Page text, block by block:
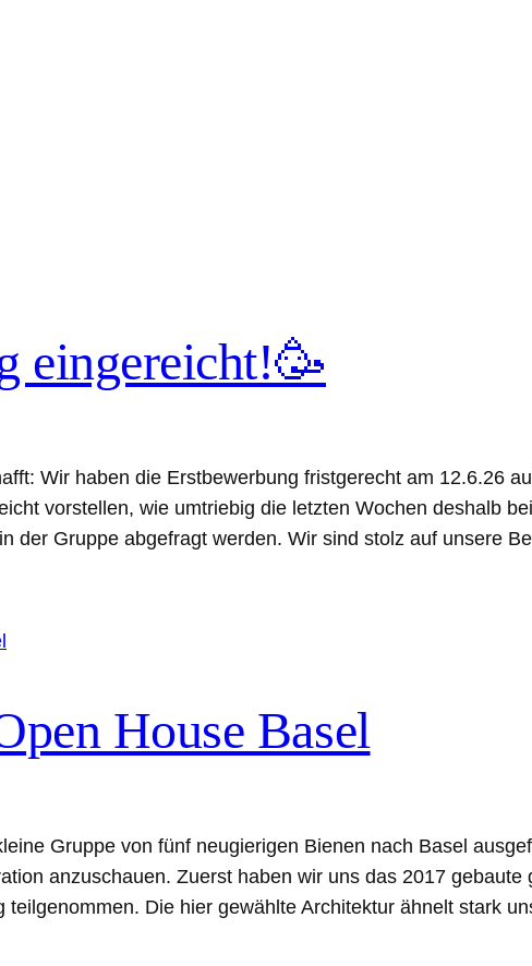
eingereicht!🥳
Wir haben die Erstbewerbung fristgerecht am 12.6.26
vorstellen, wie umtriebig die letzten Wochen deshalb
der Gruppe abgefragt werden. Wir sind stolz auf unsere
House Basel
Gruppe von fünf neugierigen Bienen nach Basel
anzuschauen. Zuerst haben wir uns das 2017
teilgenommen. Die hier gewählte Architektur ähnelt stark